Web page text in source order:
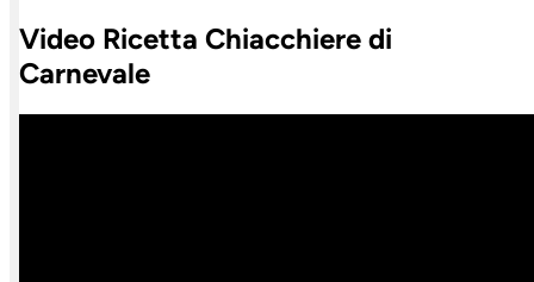
Video Ricetta Chiacchiere di
Carnevale